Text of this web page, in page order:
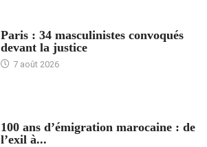
Paris : 34 masculinistes convoqués
devant la justice
7 août 2026
100 ans d’émigration marocaine : de
l’exil à...